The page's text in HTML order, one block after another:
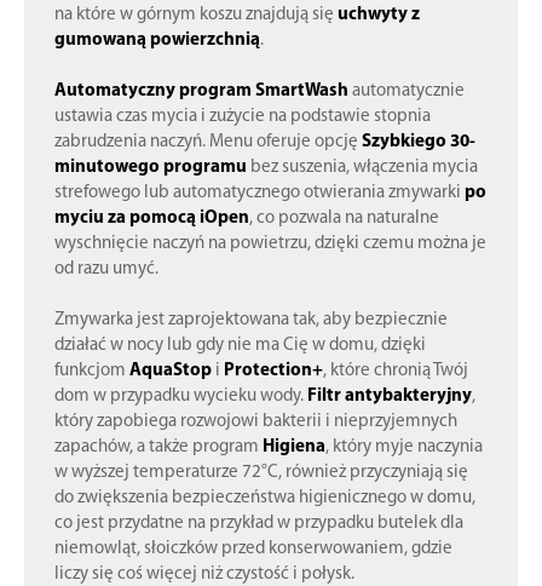
na które w górnym koszu znajdują się uchwyty z
gumowaną powierzchnią.
Automatyczny program SmartWash automatycznie
ustawia czas mycia i zużycie na podstawie stopnia
zabrudzenia naczyń. Menu oferuje opcję Szybkiego 30-
minutowego programu bez suszenia, włączenia mycia
strefowego lub automatycznego otwierania zmywarki po
myciu za pomocą iOpen, co pozwala na naturalne
wyschnięcie naczyń na powietrzu, dzięki czemu można je
od razu umyć.
Zmywarka jest zaprojektowana tak, aby bezpiecznie
działać w nocy lub gdy nie ma Cię w domu, dzięki
funkcjom AquaStop i Protection+, które chronią Twój
dom w przypadku wycieku wody. Filtr antybakteryjny,
który zapobiega rozwojowi bakterii i nieprzyjemnych
zapachów, a także program Higiena, który myje naczynia
w wyższej temperaturze 72°C, również przyczyniają się
do zwiększenia bezpieczeństwa higienicznego w domu,
co jest przydatne na przykład w przypadku butelek dla
niemowląt, słoiczków przed konserwowaniem, gdzie
liczy się coś więcej niż czystość i połysk.